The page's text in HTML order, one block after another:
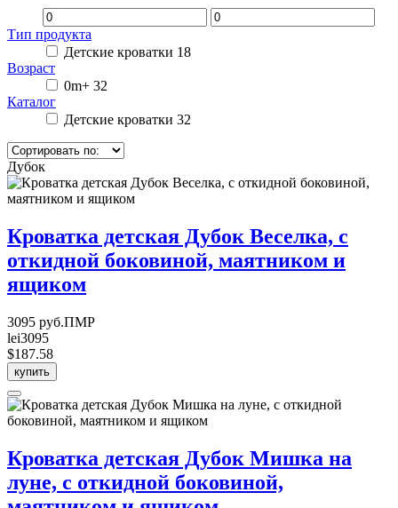
Тип продукта
Детские кроватки 18
Возраст
0m+ 32
Каталог
Детские кроватки 32
Дубок
Кроватка детская Дубок Веселка, с
откидной боковиной, маятником и
ящиком
3095 руб.ПМР
lei3095
$187.58
купить
Кроватка детская Дубок Мишка на
луне, с откидной боковиной,